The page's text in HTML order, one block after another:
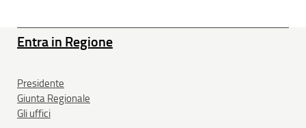
Entra in Regione
Presidente
Giunta Regionale
Gli uffici